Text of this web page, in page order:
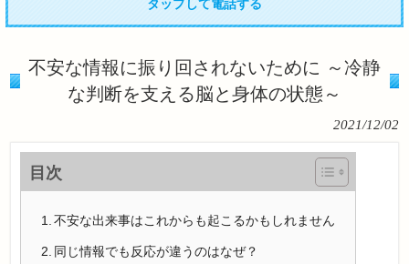
タップして電話する
不安な情報に振り回されないために ～冷静
な判断を支える脳と身体の状態～
2021/12/02
目次
不安な出来事はこれからも起こるかもしれません
同じ情報でも反応が違うのはなぜ？